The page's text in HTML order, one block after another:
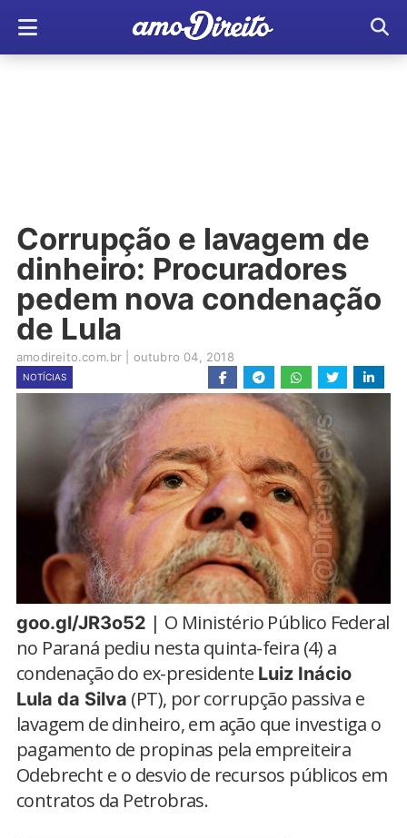
Corrupção e lavagem de
dinheiro: Procuradores
pedem nova condenação
de Lula
amodireito.com.br outubro 04, 2018
NOTÍCIAS
goo.gl/JR3o52 | O Ministério Público Federal
no Paraná pediu nesta quinta-feira (4) a
condenação do ex-presidente Luiz Inácio
Lula da Silva (PT), por corrupção passiva e
lavagem de dinheiro, em ação que investiga o
pagamento de propinas pela empreiteira
Odebrecht e o desvio de recursos públicos em
contratos da Petrobras.